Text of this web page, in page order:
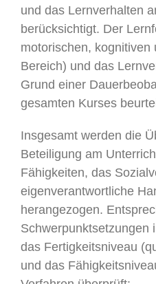
und das Lernverhalten
berücksichtigt. Der
motorischen, kognitiven
Bereich) und das
Grund einer
gesamten Kurses
Insgesamt werden die
Beteiligung am
Fähigkeiten, das
eigenverantwortliche
herangezogen.
Schwerpunktsetzungen
das Fertigkeitsniveau
und das